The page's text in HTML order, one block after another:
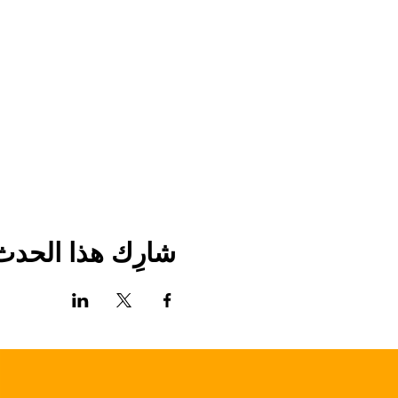
شارِك هذا